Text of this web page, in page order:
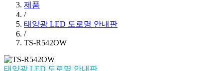
제품
/
태양광 LED 도로명 안내판
/
TS-R542OW
태양광 LED 도로명 안내판